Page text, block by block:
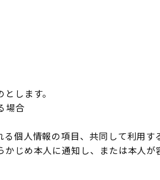
します。
場合
個人情報の項目、共同して利用す
じめ本人に通知し、または本人が